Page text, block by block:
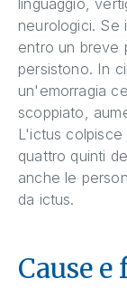
neurologici. Se
entro un breve
persistono. In
un'emorragia
scoppiato,
L'ictus
quattro quinti
anche le
da ictus.
Cause